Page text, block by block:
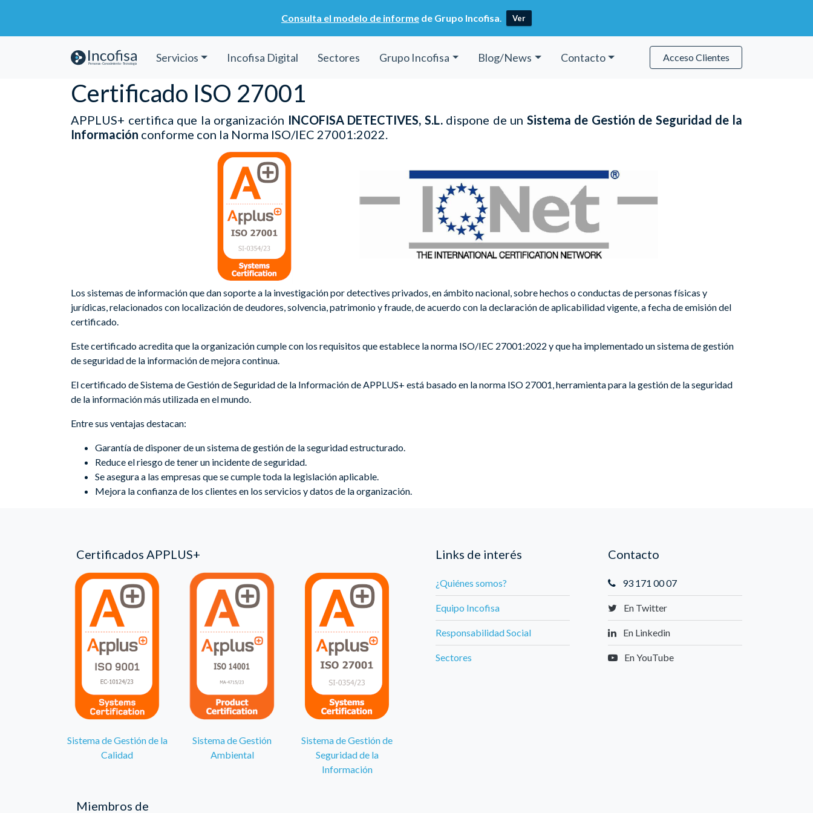
Consulta el modelo de informe de Grupo Incofisa. Ver
Servicios Incofisa Digital Sectores Grupo Incofisa Blog/News Contacto Acceso Clientes
Certificado ISO 27001
APPLUS+ certifica que la organización INCOFISA DETECTIVES, S.L. dispone de un Sistema de Gestión de Seguridad de la
Información conforme con la Norma ISO/IEC 27001:2022.
Los sistemas de información que dan soporte a la investigación por detectives privados, en ámbito nacional, sobre hechos o conductas de personas físicas y
jurídicas, relacionados con localización de deudores, solvencia, patrimonio y fraude, de acuerdo con la declaración de aplicabilidad vigente, a fecha de emisión del
certificado.
Este certificado acredita que la organización cumple con los requisitos que establece la norma ISO/IEC 27001:2022 y que ha implementado un sistema de gestión
de seguridad de la información de mejora continua.
El certificado de Sistema de Gestión de Seguridad de la Información de APPLUS+ está basado en la norma ISO 27001, herramienta para la gestión de la seguridad
de la información más utilizada en el mundo.
Entre sus ventajas destacan:
Garantía de disponer de un sistema de gestión de la seguridad estructurado.
Reduce el riesgo de tener un incidente de seguridad.
Se asegura a las empresas que se cumple toda la legislación aplicable.
Mejora la confianza de los clientes en los servicios y datos de la organización.
Certificados APPLUS+ Links de interés Contacto
Sistema de Gestión de la
Calidad
Sistema de Gestión
Ambiental
Sistema de Gestión de
Seguridad de la
Información
¿Quiénes somos?
Equipo Incofisa
Responsabilidad Social
Sectores
93 171 00 07
En Twitter
En Linkedin
En YouTube
Miembros de